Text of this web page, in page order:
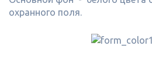
охранного поля.